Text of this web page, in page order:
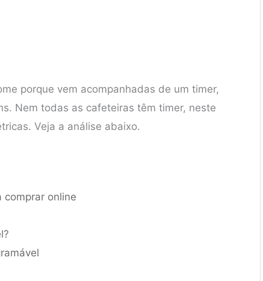
porque vem acompanhadas de um timer,
Nem todas as cafeteiras têm timer, neste
Veja a análise abaixo.
comprar online